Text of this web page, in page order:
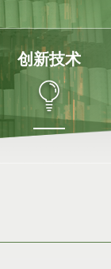
创新技术